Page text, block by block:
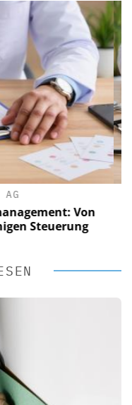
AG
KI-fähigen